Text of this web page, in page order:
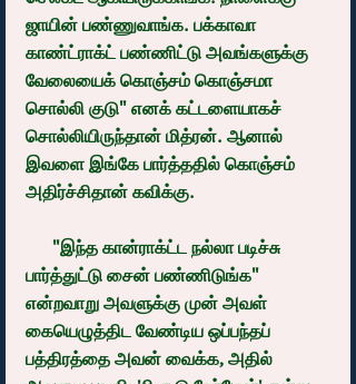
ஜாயின் பண்ணுவாங்க. பக்காவா
காண்ட்ராக்ட் பண்ணிட்டு அவங்களுக்கு
வேலையைக் கொஞ்சம் கொஞ்சமா
சொல்லி குடு" எனக் கட்டளையாகச்
சொல்லியிருந்தான் மித்ரன். ஆனால்
இவளை இங்கே பார்த்ததில் கொஞ்சம்
அதிர்ச்சிதான் கவிக்கு.
பார்த்துட்டு சைன் பண்ணிடுங்க"
என்றவாறு அவளுக்கு முன் அவள்
கையெழுத்திட வேண்டிய ஒப்பந்தப்
பத்திரத்தை அவன் வைக்க, அதில்